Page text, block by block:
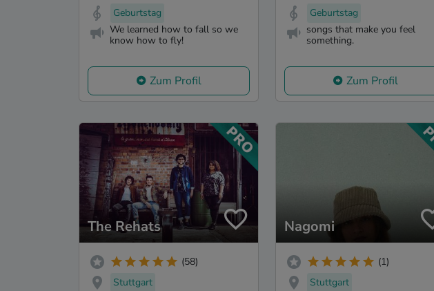
Geburtstag
We learned how to fall so we
know how to fly!
Zum Profil
Geburtstag
songs that make you feel
something.
Zum Profil
The Rehats
(58)
Stuttgart
Nagomi
(1)
Stuttgart